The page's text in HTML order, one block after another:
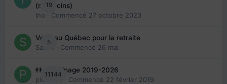
19
(médecins)
Ino · Commencé 27 octobre 2023
5
Venir au Québec pour la retraite
Sab74
· Commencé 26 mai
11144
👬 Parrainage 2019-2026
piinoush
· Commencé 22 février 2019